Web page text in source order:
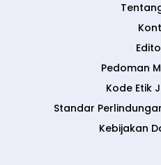
Pedoman
Kode Etik
Standar
Kebijakan